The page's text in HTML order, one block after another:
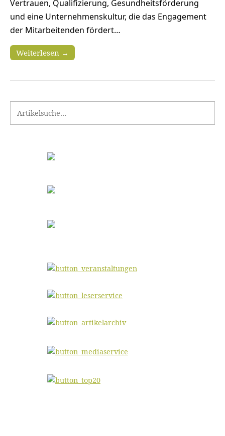
Vertrauen, Qualifizierung, Gesundheitsförderung
und eine Unternehmenskultur, die das Engagement
der Mitarbeitenden fördert…
Weiterlesen →